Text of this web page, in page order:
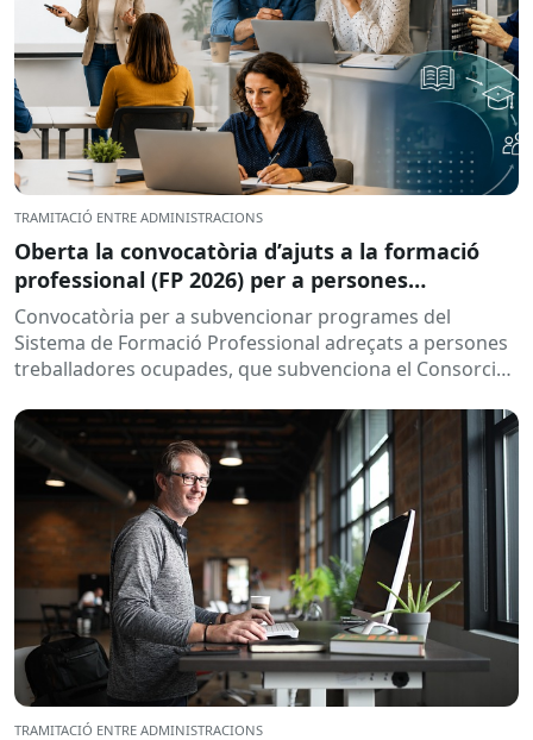
TRAMITACIÓ ENTRE ADMINISTRACIONS
Oberta la convocatòria d’ajuts a la formació
professional (FP 2026) per a persones
treballadores ocupades
Convocatòria per a subvencionar programes del
Sistema de Formació Professional adreçats a persones
treballadores ocupades, que subvenciona el Consorci
TRAMITACIÓ ENTRE ADMINISTRACIONS